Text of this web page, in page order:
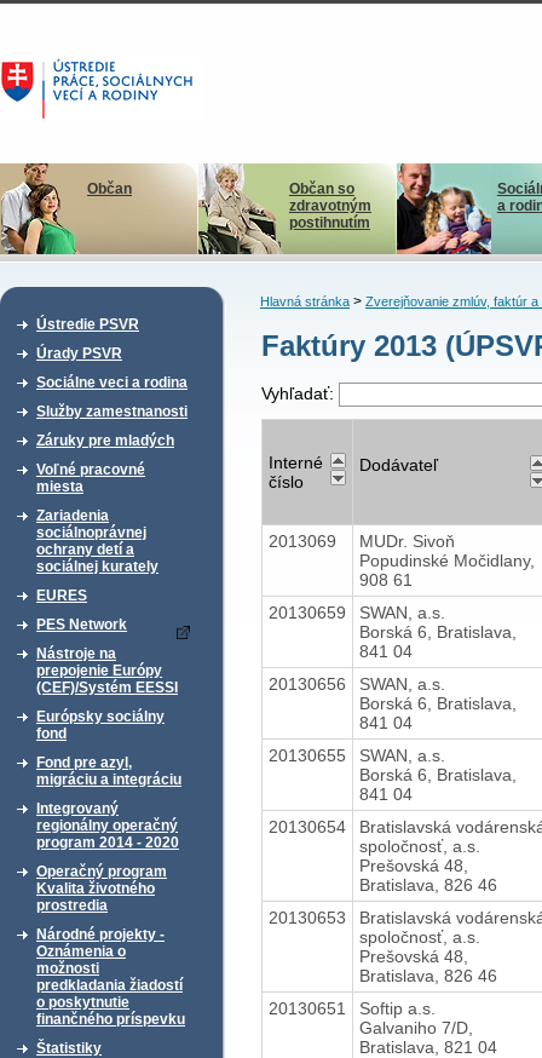
Občan
Občan so
zdravotným
postihnutím
a
Ústredie PSVR
Úrady PSVR
Sociálne veci a rodina
Služby zamestnanosti
Záruky pre mladých
Voľné pracovné
miesta
Zariadenia
sociálnoprávnej
ochrany detí a
sociálnej kurately
EURES
PES Network
Nástroje na
prepojenie Európy
(CEF)/Systém EESSI
Európsky sociálny
fond
Fond pre azyl,
migráciu a integráciu
Integrovaný
regionálny operačný
program 2014 - 2020
Operačný program
Kvalita životného
prostredia
Národné projekty -
Oznámenia o
možnosti
predkladania žiadostí
o poskytnutie
finančného príspevku
Štatistiky
Hlavná stránka> Zverejňovanie zmlúv, faktúr a
Faktúry 2013
Vyhľadať:
Interné
číslo
Dodávateľ
2013069
MUDr. Sivoň
Popudinské Močidlany,
908 61
20130659
SWAN, a.s.
Borská 6, Bratislava,
841 04
20130656
SWAN, a.s.
Borská 6, Bratislava,
841 04
20130655
SWAN, a.s.
Borská 6, Bratislava,
841 04
20130654
Bratislavská
spoločnosť, a.s.
Prešovská 48,
Bratislava, 826 46
20130653
Bratislavská
spoločnosť, a.s.
Prešovská 48,
Bratislava, 826 46
20130651
Softip a.s.
Galvaniho 7/D,
Bratislava, 821 04